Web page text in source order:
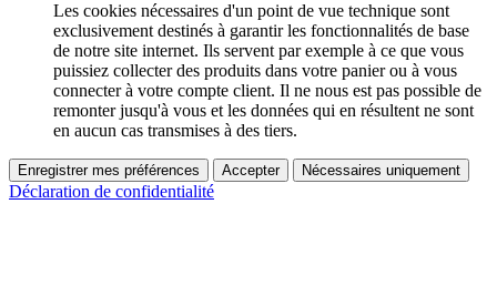
Les cookies nécessaires d'un point de vue technique sont
exclusivement destinés à garantir les fonctionnalités de base
de notre site internet. Ils servent par exemple à ce que vous
puissiez collecter des produits dans votre panier ou à vous
connecter à votre compte client. Il ne nous est pas possible de
remonter jusqu'à vous et les données qui en résultent ne sont
en aucun cas transmises à des tiers.
Enregistrer mes préférences Accepter Nécessaires uniquement
Déclaration de confidentialité